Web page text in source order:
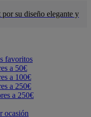
su diseño elegante y
favoritos
a 50€
a 100€
a 250€
a 250€
ocasión